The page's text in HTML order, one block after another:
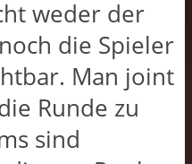
weder der
die Spieler
Man joint
Runde zu
sind